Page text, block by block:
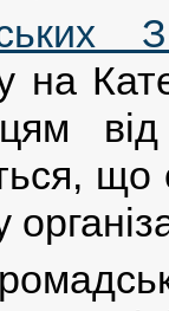
на
що